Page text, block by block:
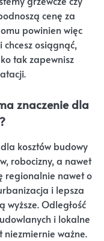
cenę za
powinien więc
osiągnąć,
tak zapewnisz
znaczenie dla
kosztów budowy
robocizny, a nawet
regionalnie nawet o
i lepsza
Odległość
i lokalne
ważne.